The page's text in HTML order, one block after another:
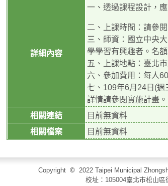
詳細內容
一、透過課程設計，
二、上課時間：請參
三、師資：國立中央
學學習有興趣者。名
五、上課地點：臺北
六、參加費用：每人
七、109年6月24日(週
詳情請參閱實施計畫。
相關連結
目前無資料
相關檔案
目前無資料
Copyright © 2022 Taipei Municipal
校址：105004臺北市松山